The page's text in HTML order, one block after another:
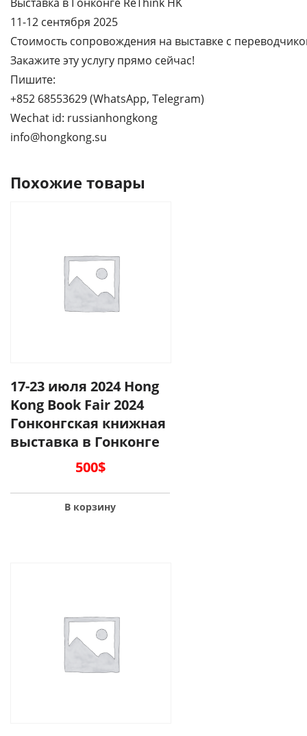
11-12 сентября 2025
Стоимость сопровождения на выставке с
Закажите эту услугу прямо сейчас!
Пишите:
+852 68553629 (WhatsApp, Telegram)
Wechat id: russianhongkong
info@hongkong.su
Похожие товары
17-23 июля 2024 Hong
Kong Book Fair 2024
Гонконгская книжная
выставка в Гонконге
500$
В корзину